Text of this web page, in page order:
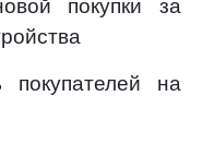
покупки за
на